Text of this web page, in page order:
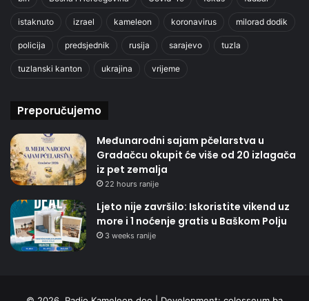
istaknuto izrael kameleon koronavirus milorad dodik
policija predsjednik rusija sarajevo tuzla
tuzlanski kanton ukrajina vrijeme
Preporučujemo
Međunarodni sajam pčelarstva u
Gradačcu okupit će više od 20 izlagača
iz pet zemalja
22 hours ranije
Ljeto nije završilo: Iskoristite vikend uz
more i 1 noćenje gratis u Baškom Polju
3 weeks ranije